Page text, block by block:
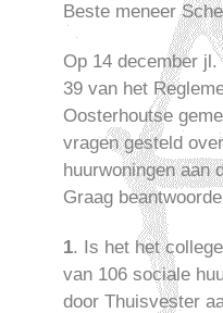
Beste meneer
Op 14 december
39 van het
Oosterhoutse
vragen gesteld
huurwoningen aan
Graag
1. Is het het
van 106 sociale
door Thuisvester